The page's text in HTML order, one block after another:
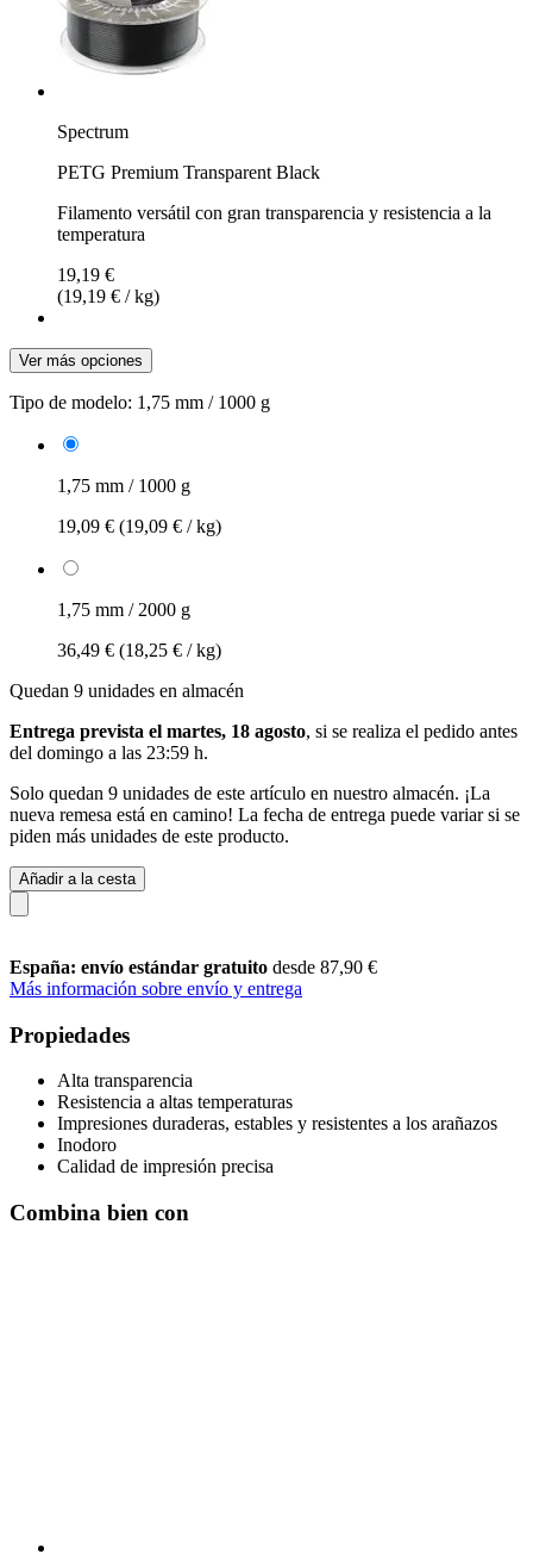
Spectrum
PETG Premium Transparent Black
Filamento versátil con gran transparencia y resistencia a la
temperatura
19,19 €
(19,19 € / kg)
Ver más opciones
Tipo de modelo: 1,75 mm / 1000 g
1,75 mm / 1000 g
19,09 € (19,09 € / kg)
1,75 mm / 2000 g
36,49 € (18,25 € / kg)
Quedan 9 unidades en almacén
Entrega prevista el martes, 18 agosto, si se realiza el pedido antes
del domingo a las 23:59 h.
Solo quedan 9 unidades de este artículo en nuestro almacén. ¡La
nueva remesa está en camino! La fecha de entrega puede variar si se
piden más unidades de este producto.
Añadir a la cesta
España: envío estándar gratuito desde 87,90 €
Más información sobre envío y entrega
Propiedades
Alta transparencia
Resistencia a altas temperaturas
Impresiones duraderas, estables y resistentes a los arañazos
Inodoro
Calidad de impresión precisa
Combina bien con